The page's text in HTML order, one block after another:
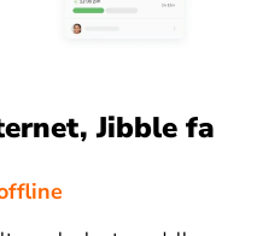
Jibble fa